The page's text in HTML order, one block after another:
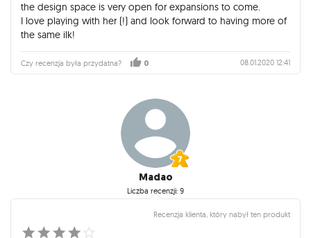
the design space is very open for expansions to come.
I love playing with her (!) and look forward to having more of
the same ilk!
Czy recenzja była przydatna? 0 08.01.2020 12:41
Madao
Liczba recenzji: 9
Recenzja klienta, który nabył ten produkt